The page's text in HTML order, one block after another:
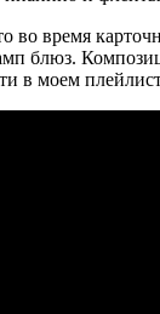
во время
блюз.
в моем